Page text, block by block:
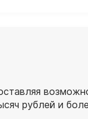
рублей и